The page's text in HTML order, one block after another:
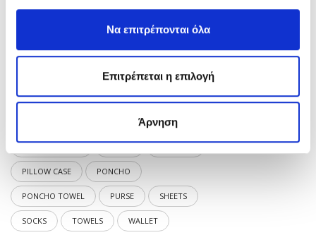
Να επιτρέπονται όλα
Επιτρέπεται η επιλογή
Άρνηση
Ελάχιστη
Μέγιστη
Ετικέτες προϊόντος
BABY BABY BLANKET BABY SHEETS
BLANKET
DOUBLE GAUZE DÉCOR MINI BAG
PILLOW CASE PONCHO
PONCHO TOWEL PURSE SHEETS
SOCKS TOWELS WALLET